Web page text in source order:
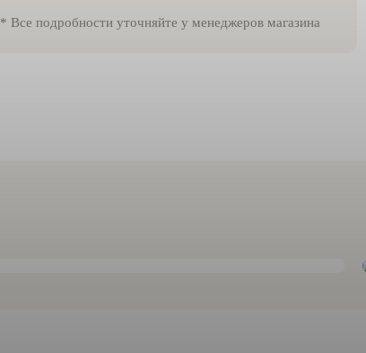
* Все подробности уточняйте у менеджеров магазина